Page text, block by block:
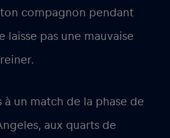
compagnon pendant
laisse pas une mauvaise
à un match de la phase de
aux quarts de